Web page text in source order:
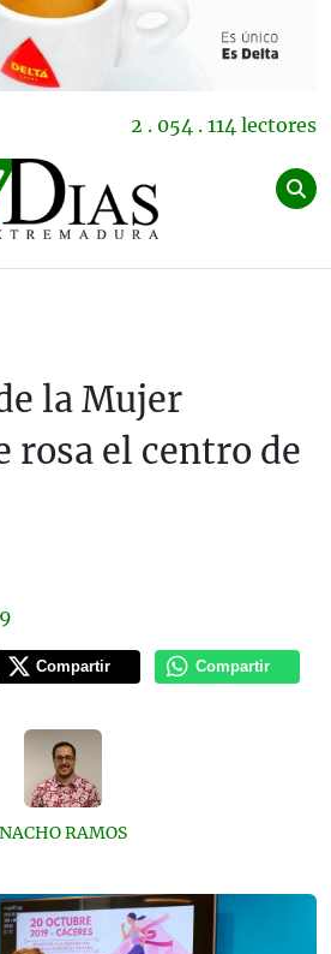
2 . 054 . 114 lectores
la Mujer
rosa el centro de
Compartir Compartir
NACHO RAMOS